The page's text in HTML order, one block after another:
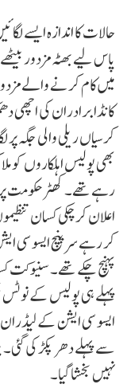
حالات کا اندازہ ایسے
پاس لیے بھٹہ مزدور
میں کام کرنے والے
کانڈا برادران کی اچھی
کرسیاں ریلی والی جگہ پر
بھی پولیس اہلکاروں کو
رہے تھے۔ کھٹر حکومت پر
اعلان کر چکی کسان
کر رہے سرپنچ ایسو سی
پہنچ چکے تھے۔ سنیوکت
پہلے ہی پولیس کے نوٹس
ایسو سی ایشن کے
سے پہلے دھر پکڑ کی
نہیں بخشا گیا۔